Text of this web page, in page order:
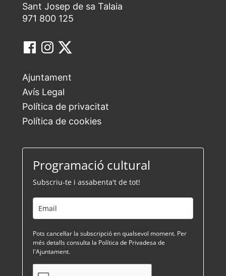
Sant Josep de sa Talaia
971 800 125
Ajuntament
Avís Legal
Política de privacitat
Política de cookies
Programació cultural
Subscriu-te i assabenta't de tot!
Pots cancel·lar la subscripció en qualsevol moment. Per
més detalls consulta la Política de Privadesa de
l'Ajuntament.